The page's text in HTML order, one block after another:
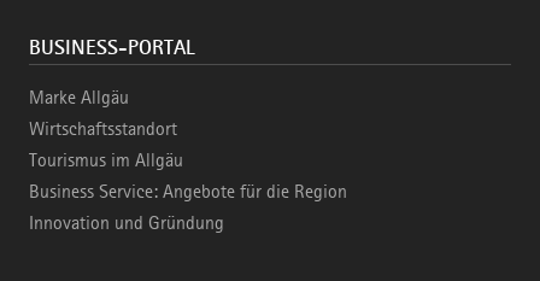
BUSINESS-PORTAL
Marke Allgäu
Wirtschaftsstandort
Tourismus im Allgäu
Business Service: Angebote für die Region
Innovation und Gründung